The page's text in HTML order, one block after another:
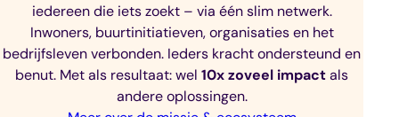
iedereen die iets zoekt – via één slim netwerk.
Inwoners, buurtinitiatieven, organisaties en het
bedrijfsleven verbonden. Ieders kracht ondersteund en
benut. Met als resultaat: wel 10x zoveel impactals
andere oplossingen.